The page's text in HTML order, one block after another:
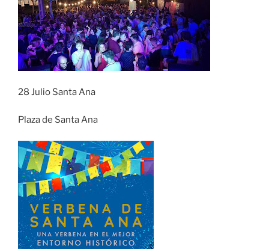
28 Julio Santa Ana
Plaza de Santa Ana